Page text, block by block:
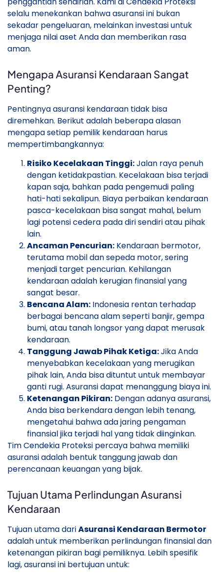
selalu menekankan bahwa asuransi ini bukan
sekadar pengeluaran, melainkan investasi untuk
menjaga nilai aset Anda dan memberikan rasa
aman.
Mengapa Asuransi Kendaraan Sangat
Penting?
Pentingnya asuransi kendaraan tidak bisa
diremehkan. Berikut adalah beberapa alasan
mengapa setiap pemilik kendaraan harus
mempertimbangkannya:
Risiko Kecelakaan Tinggi:Jalan raya penuh
dengan ketidakpastian. Kecelakaan bisa terjadi
kapan saja, bahkan pada pengemudi paling
hati-hati sekalipun. Biaya perbaikan kendaraan
pasca-kecelakaan bisa sangat mahal, belum
lagi potensi cedera pada diri sendiri atau pihak
lain.
Ancaman Pencurian: Kendaraan bermotor,
terutama mobil dan sepeda motor, sering
menjadi target pencurian. Kehilangan
kendaraan adalah kerugian finansial yang
sangat besar.
Bencana Alam: Indonesia rentan terhadap
berbagai bencana alam seperti banjir, gempa
bumi, atau tanah longsor yang dapat merusak
kendaraan.
Tanggung Jawab Pihak Ketiga:Jika Anda
menyebabkan kecelakaan yang merugikan
pihak lain, Anda bisa dituntut untuk membayar
ganti rugi. Asuransi dapat menanggung biaya ini.
Ketenangan Pikiran: Dengan adanya asuransi,
Anda bisa berkendara dengan lebih tenang,
mengetahui bahwa ada jaring pengaman
finansial jika terjadi hal yang tidak diinginkan.
Tim Cendekia Proteksi percaya bahwa memiliki
asuransi adalah bentuk tanggung jawab dan
perencanaan keuangan yang bijak.
Tujuan Utama Perlindungan Asuransi
Kendaraan
Tujuan utama dariAsuransi Kendaraan Bermotor
adalah untuk memberikan perlindungan finansial dan
ketenangan pikiran bagi pemiliknya. Lebih spesifik
lagi, asuransi ini bertujuan untuk: